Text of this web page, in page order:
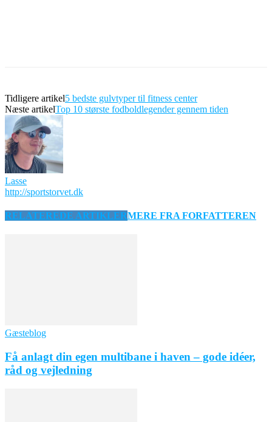
Tidligere artikel5 bedste gulvtyper til fitness center
Næste artikelTop 10 største fodboldlegender gennem tiden
Lasse
http://sportstorvet.dk
RELATEREDE ARTIKLERMERE FRA FORFATTEREN
Gæsteblog
Få anlagt din egen multibane i haven – gode idéer,
råd og vejledning